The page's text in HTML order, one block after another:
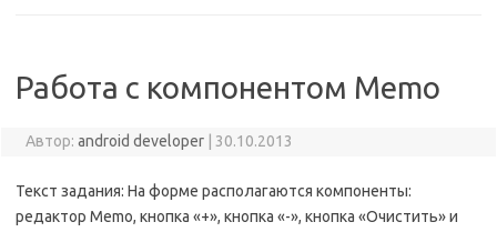
Работа с компонентом Memo
Автор: android developer 30.10.2013
Текст задания: На форме располагаются компоненты:
редактор Memo, кнопка «+», кнопка «-», кнопка «Очистить» и